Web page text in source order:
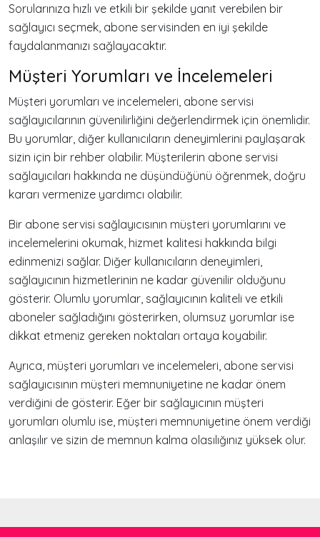
Sorularınıza hızlı ve etkili bir şekilde yanıt verebilen bir
sağlayıcı seçmek, abone servisinden en iyi şekilde
faydalanmanızı sağlayacaktır.
Müşteri Yorumları ve İncelemeleri
Müşteri yorumları ve incelemeleri, abone servisi
sağlayıcılarının güvenilirliğini değerlendirmek için önemlidir.
Bu yorumlar, diğer kullanıcıların deneyimlerini paylaşarak
sizin için bir rehber olabilir. Müşterilerin abone servisi
sağlayıcıları hakkında ne düşündüğünü öğrenmek, doğru
kararı vermenize yardımcı olabilir.
Bir abone servisi sağlayıcısının müşteri yorumlarını ve
incelemelerini okumak, hizmet kalitesi hakkında bilgi
edinmenizi sağlar. Diğer kullanıcıların deneyimleri,
sağlayıcının hizmetlerinin ne kadar güvenilir olduğunu
gösterir. Olumlu yorumlar, sağlayıcının kaliteli ve etkili
aboneler sağladığını gösterirken, olumsuz yorumlar ise
dikkat etmeniz gereken noktaları ortaya koyabilir.
Ayrıca, müşteri yorumları ve incelemeleri, abone servisi
sağlayıcısının müşteri memnuniyetine ne kadar önem
verdiğini de gösterir. Eğer bir sağlayıcının müşteri
yorumları olumlu ise, müşteri memnuniyetine önem verdiği
anlaşılır ve sizin de memnun kalma olasılığınız yüksek olur.